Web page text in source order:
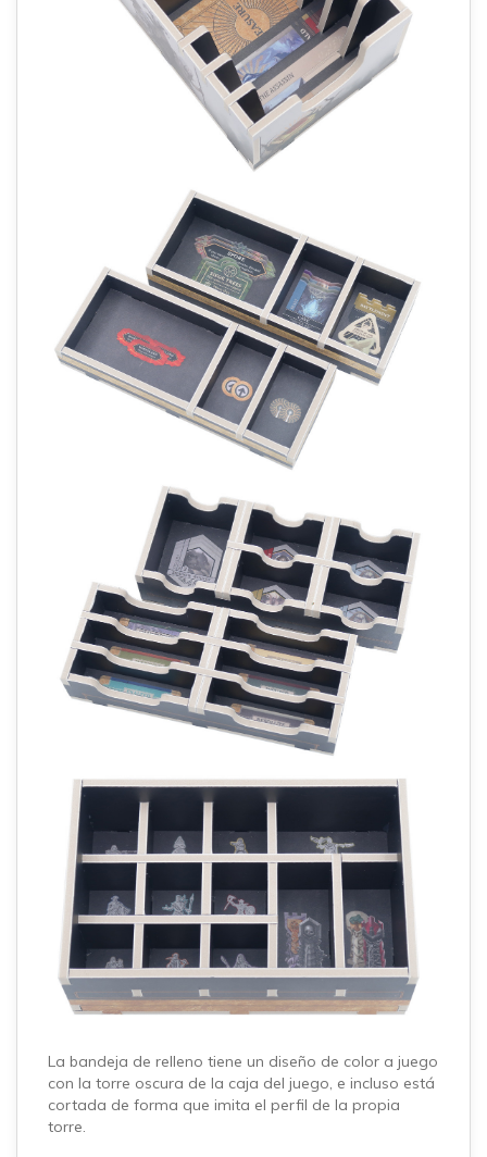
La bandeja de relleno tiene un diseño de color a juego
con la torre oscura de la caja del juego, e incluso está
cortada de forma que imita el perfil de la propia
torre.